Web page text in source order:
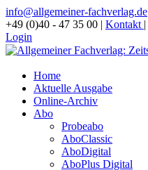
info@allgemeiner-fachverlag.de
+49 (0)40 - 47 35 00 | Kontakt |
Login
Home
Aktuelle Ausgabe
Online-Archiv
Abo
Probeabo
AboClassic
AboDigital
AboPlus Digital